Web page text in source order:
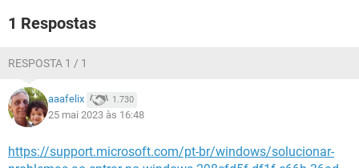
1 Respostas
RESPOSTA 1 / 1
aaafelix 1.730
25 mai 2023 às 16:48
https://support.microsoft.com/pt-br/windows/solucionar-